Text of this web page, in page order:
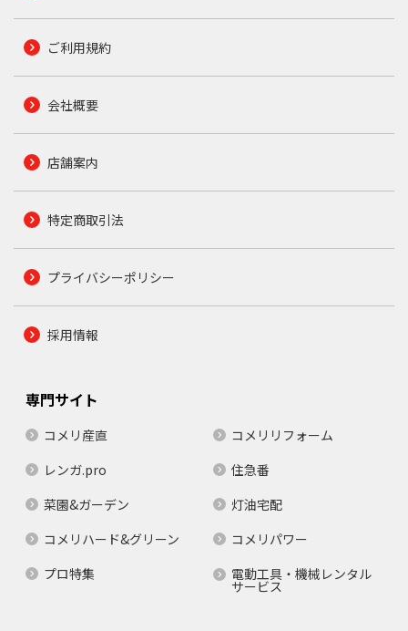
ご利用規約
会社概要
店舗案内
特定商取引法
プライバシーポリシー
採用情報
専門サイト
コメリ産直
コメリリフォーム
レンガ.pro
住急番
菜園&ガーデン
灯油宅配
コメリハード&グリーン
コメリパワー
プロ特集
電動工具・機械レンタル
サービス